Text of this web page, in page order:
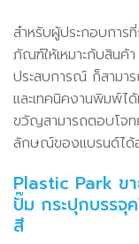
สำหรับผู้ประกอบการ
ภัณฑ์ให้เหมาะกับสินค้
ประสบการณ์ ก็สามา
และเทคนิคงานพิมพ์ไ
ขวัญสามารถตอบโจท
ลักษณ์ของแบรนด์ได้
Plastic Park ข
ปั๊ม กระปุกบรร
สี